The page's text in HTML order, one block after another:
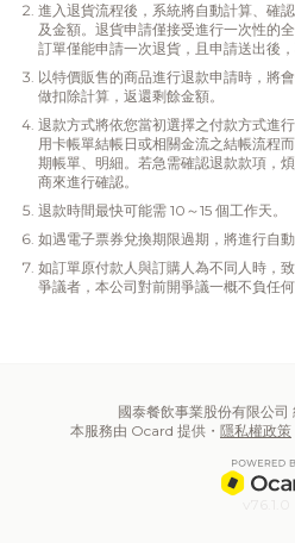
進入退貨流程後，系統將自動計算、確
及金額。退貨申請僅接受進行一次性的
訂單僅能申請一次退貨，且申請送出後
以特價販售的商品進行退款申請時，將
做扣除計算，返還剩餘金額。
退款方式將依您當初選擇之付款方式進
用卡帳單結帳日或相關金流之結帳流程
期帳單、明細。若急需確認退款款項，
商來進行確認。
退款時間最快可能需 10～15 個工作天。
如遇電子票券兌換期限過期，將進行自動
如訂單原付款人與訂購人為不同人時，
爭議者，本公司對前開爭議一概不負任何
國泰餐飲事業股份有限公司
本服務由 Ocard 提供・ 隱私權政策